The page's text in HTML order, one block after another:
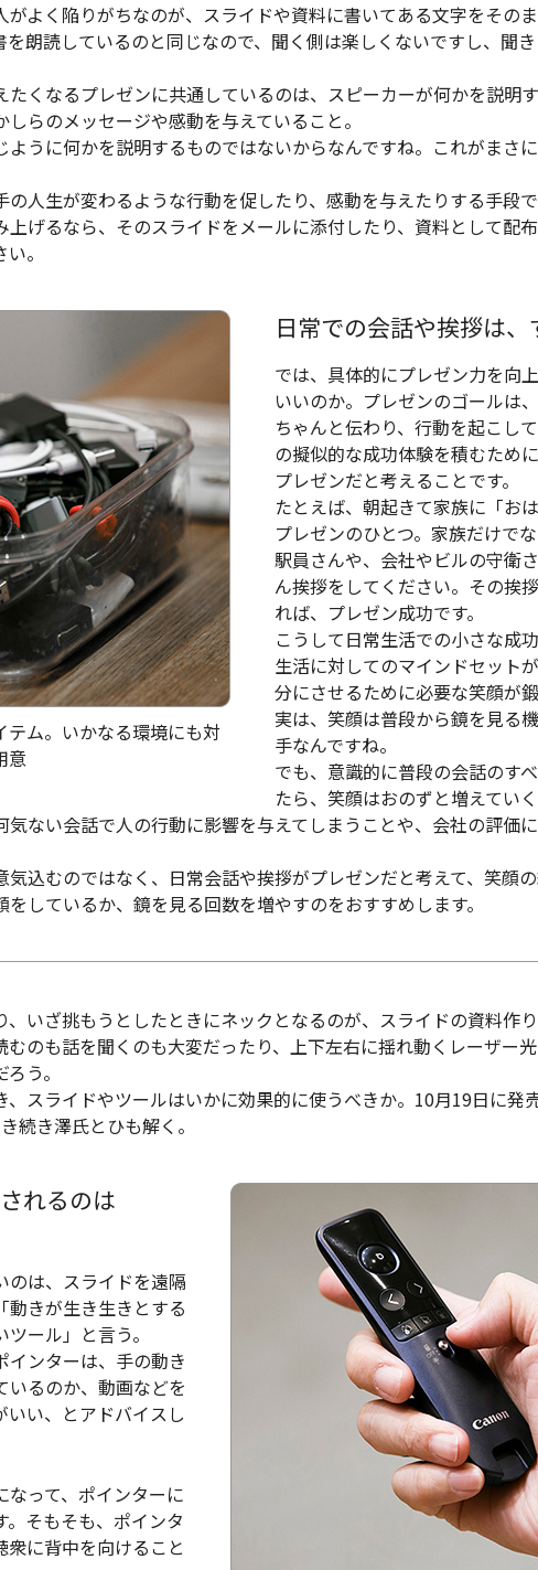
よく陥りがちなのが、スライドや資料に書いてある文字をその
を朗読しているのと同じなので、聞く側は楽しくないですし、聞
くなるプレゼンに共通しているのは、スピーカーが何かを説明
らのメッセージや感動を与えていること。
うに何かを説明するものではないからなんですね。これがまさ
人生が変わるような行動を促したり、感動を与えたりする手段で
げるなら、そのスライドをメールに添付したり、資料として配布
。
ム。いかなる環境にも対
意
日常での会話や挨拶は
では、具体的にプレゼン力を向
いいのか。プレゼンのゴールは
ちゃんと伝わり、行動を起こし
の擬似的な成功体験を積むため
プレゼンだと考えることです。
たとえば、朝起きて家族に「お
プレゼンのひとつ。家族だけで
駅員さんや、会社やビルの守衛
ん挨拶をしてください。その挨
れば、プレゼン成功です。
こうして日常生活での小さな成
生活に対してのマインドセット
分にさせるために必要な笑顔が鍛
実は、笑顔は普段から鏡を見る
手なんですね。
でも、意識的に普段の会話のす
たら、笑顔はおのずと増えてい
ない会話で人の行動に影響を与えてしまうことや、会社の評価
気込むのではなく、日常会話や挨拶がプレゼンだと考えて、笑顔
しているか、鏡を見る回数を増やすのをおすすめします。
、いざ挑もうとしたときにネックとなるのが、スライドの資料作
のも話を聞くのも大変だったり、上下左右に揺れ動くレーザー
う。
、スライドやツールはいかに効果的に使うべきか。10月19日に発
続き澤氏とひも解く。
れるのは
のは、スライドを遠隔
動きが生き生きとする
ール」と言う。
インターは、手の動き
いるのか、動画などを
い、とアドバイスし
なって、ポインターに
そもそも、ポインタ
に背中を向けること